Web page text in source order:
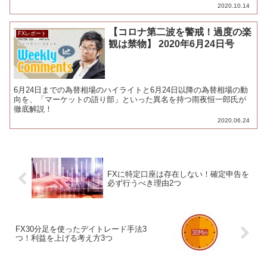
2020.10.14
FXレポート
【コロナ第二波を警戒！過度の楽
観は禁物】 2020年6月24日号
6月24日までの為替相場のハイライトと6月24日以降の為替相場の動
向を、「マーケットの語り部」といった異名を持つ雨夜恒一郎氏が
徹底解説！
2020.06.24
FXに特定口座は存在しない！確定申告を
必ず行うべき理由2つ
FX30分足を使ったデイトレード手法3
つ！利益を上げる考え方3つ